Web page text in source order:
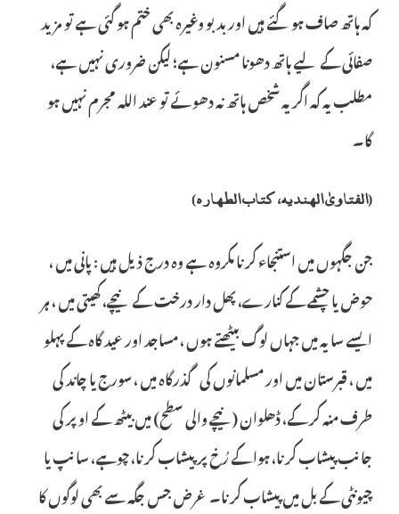
کہ ہاتھ صاف ہوگئے ہیں اور بدبو وغیرہ بھی ختم ہو گئی ہے تو مزید
صفائی کے لیے ہاتھ دھونا مسنون ہے؛ لیکن ضروری نہیں ہے،
مطلب یہ کہ اگر یہ شخص ہاتھ نہ دھوئے تو عند اللہ مجرم نہیں ہو
گا۔
(الفتاویٰ الھندیہ، کتاب الطھارہ)
جن جگہوں میں استنجاء کرنا مکروہ ہے وہ درج ذیل ہیں : پانی میں ،
حوض یا چشمے کے کنارے، پھل دار درخت کے نیچے، کھیتی میں ، ہر
ایسے سایہ میں جہاں لوگ بیٹھتے ہوں ، مساجد اور عید گاہ کے پہلو
میں ، قبرستان میں اور مسلمانوں کی گذرگاہ میں ، سورج یا چاند کی
طرف منہ کر کے، ڈھلوان (نیچے والی سطح) میں بیٹھ کے اوپر کی
جانب پیشاب کرنا، ہوا کے رُخ پر پیشاب کرنا، چوہے، سانپ یا
چیونٹی کے بل میں پیشاب کرنا۔ غرض جس جگہ سے بھی لوگوں کا